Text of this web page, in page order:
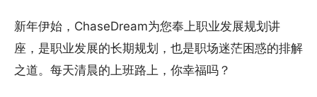
新年伊始，ChaseDream为您奉上职业发展规划讲
座，是职业发展的长期规划，也是职场迷茫困惑的排解
之道。每天清晨的上班路上，你幸福吗？